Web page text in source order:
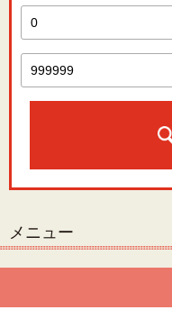
メニュー